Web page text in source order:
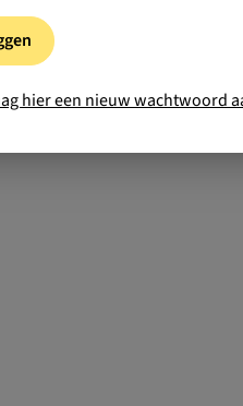
hier een nieuw wachtwoord